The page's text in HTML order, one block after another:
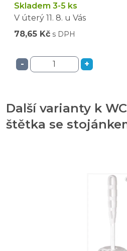
Skladem 3-5 ks
V úterý 11. 8. u Vás
78,65 Kč s DPH
- +
Další varianty k
štětka se